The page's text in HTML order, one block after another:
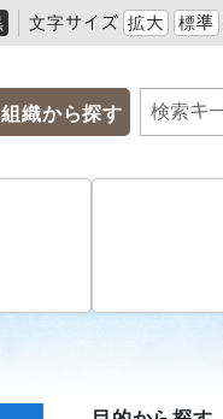
文字サイズ 拡大 標準
組織から探す